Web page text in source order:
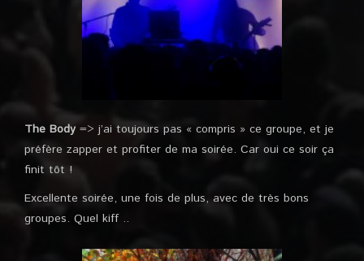
The Body => j’ai toujours pas « compris » ce groupe, et je
préfère zapper et profiter de ma soirée. Car oui ce soir ça
finit tôt !
Excellente soirée, une fois de plus, avec de très bons
groupes. Quel kiff ..